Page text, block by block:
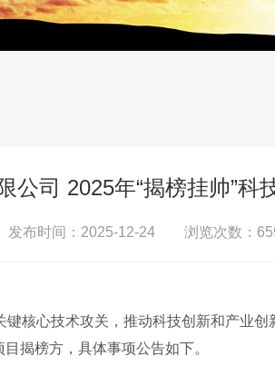
公司 2025年“揭榜挂帅”科
布时间：2025-12-24 浏览次数：
核心技术攻关，推动科技创新和产业
揭榜方，具体事项公告如下。